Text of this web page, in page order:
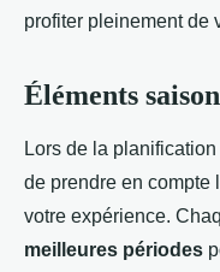
profiter pleinement de
Éléments
Lors de la
de prendre en compte
votre expérience.
meilleures périodes